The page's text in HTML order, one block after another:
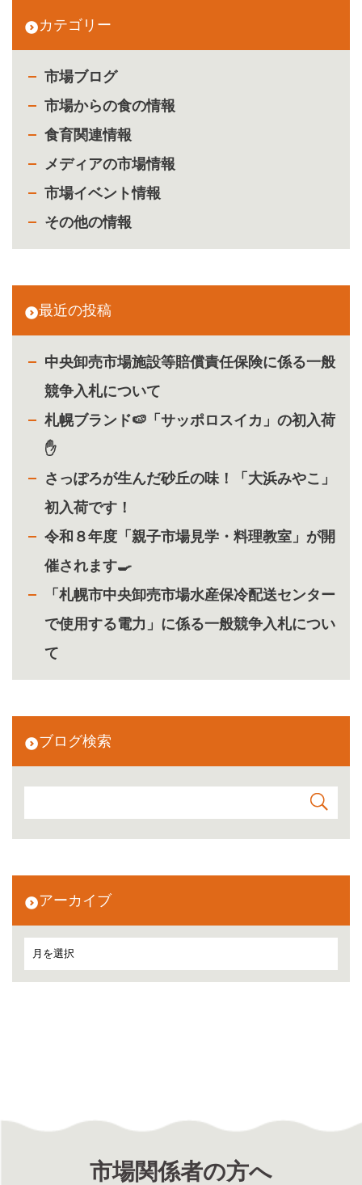
カテゴリー
市場ブログ
市場からの食の情報
食育関連情報
メディアの市場情報
市場イベント情報
その他の情報
最近の投稿
中央卸売市場施設等賠償責任保険に係る一般
競争入札について
札幌ブランド🍉「サッポロスイカ」の初入荷
✋
さっぽろが生んだ砂丘の味！「大浜みやこ」
初入荷です！
令和８年度「親子市場見学・料理教室」が開
催されます🍳
「札幌市中央卸売市場水産保冷配送センター
で使用する電力」に係る一般競争入札につい
て
ブログ検索
アーカイブ
市場関係者の方へ